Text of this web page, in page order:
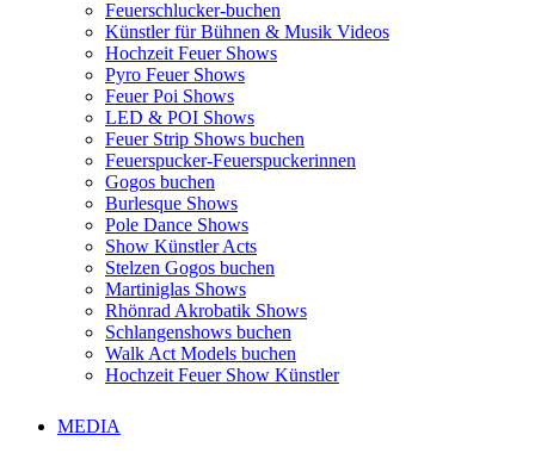
Feuerschlucker-buchen
Künstler für Bühnen & Musik Videos
Hochzeit Feuer Shows
Pyro Feuer Shows
Feuer Poi Shows
LED & POI Shows
Feuer Strip Shows buchen
Feuerspucker-Feuerspuckerinnen
Gogos buchen
Burlesque Shows
Pole Dance Shows
Show Künstler Acts
Stelzen Gogos buchen
Martiniglas Shows
Rhönrad Akrobatik Shows
Schlangenshows buchen
Walk Act Models buchen
Hochzeit Feuer Show Künstler
MEDIA